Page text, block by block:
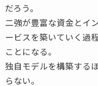
だろう。
二強が豊富な資金とイ
ービスを築いていく過
ことになる。
独自モデルを構築する
らない。